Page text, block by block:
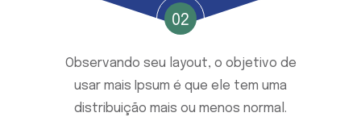
02
Observando seu layout, o objetivo de
usar mais Ipsum é que ele tem uma
distribuição mais ou menos normal.